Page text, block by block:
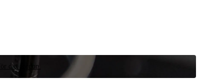
ditt fordon.